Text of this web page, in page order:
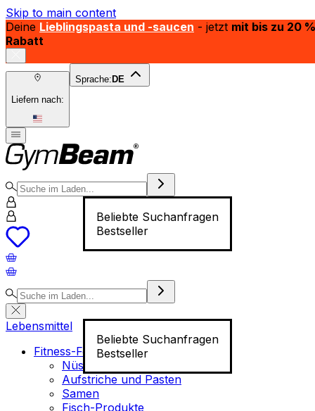
Skip to main content
Deine Lieblingspasta und -saucen - jetzt mit bis zu 20 %
Rabatt
Liefern nach:
Sprache: DE
Beliebte Suchanfragen
Bestseller
Beliebte Suchanfragen
Bestseller
Lebensmittel
Fitness-Food
Nüsse
Aufstriche und Pasten
Samen
Fisch-Produkte